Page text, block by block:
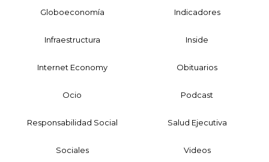
Globoeconomía Indicadores
Infraestructura Inside
Internet Economy Obituarios
Ocio Podcast
Responsabilidad Social Salud Ejecutiva
Sociales Videos